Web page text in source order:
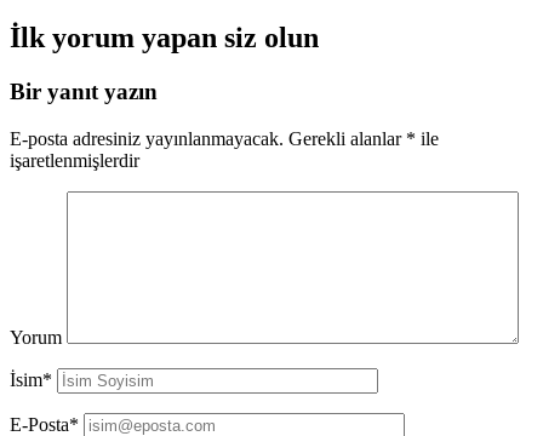
İlk yorum yapan siz olun
Bir yanıt yazın
E-posta adresiniz yayınlanmayacak. Gerekli alanlar * ile
işaretlenmişlerdir
Yorum
İsim*
E-Posta*